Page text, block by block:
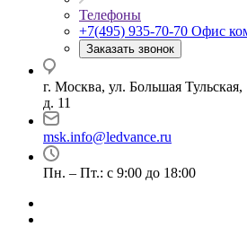
Телефоны
+7(495) 935-70-70 Офис
Заказать звонок
г. Москва, ул. Большая Тульская,
д. 11
msk.info@ledvance.ru
Пн. – Пт.: с 9:00 до 18:00